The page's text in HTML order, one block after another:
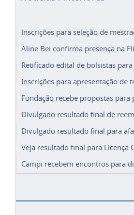
Inscrições para seleção de
Aline Bei confirma presença na
Retificado edital de bolsistas
Inscrições para apresentação
Fundação recebe propostas
Divulgado resultado final de
Divulgado resultado final para
Veja resultado final para Licença
Campi recebem encontros para